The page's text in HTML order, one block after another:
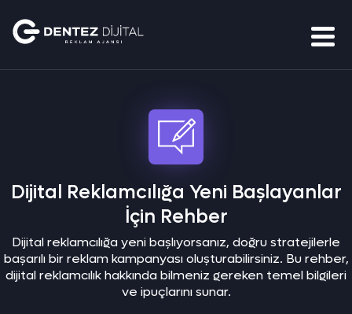
Dijital Reklamcılığa Yeni Başlayanlar
İçin Rehber
Dijital reklamcılığa yeni başlıyorsanız, doğru stratejilerle
başarılı bir reklam kampanyası oluşturabilirsiniz. Bu rehber,
dijital reklamcılık hakkında bilmeniz gereken temel bilgileri
ve ipuçlarını sunar.